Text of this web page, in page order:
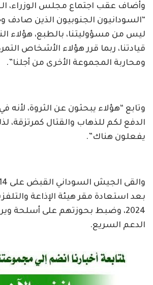
وأضاف عقب اجتماع مجلس الوزراء،
“السودانيون الجنوبيون الذين صادف
ليس من مسؤوليتنا، بالطبع، هؤلاء
قيادتنا، ربما قرر هؤلاء الأشخاص
ومحاربة المجموعة الأخرى من أجلنا”.
وتابع “هؤلاء يبحثون عن الثروة، لأنه
الدفع لكم للذهاب والقتال كمرتزقة،
يفعلون هناك”.
2024، وضبط بحوزتهم على أسلحة
الدعم السريع.